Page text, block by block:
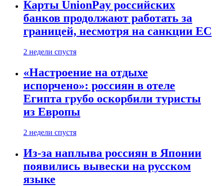
Карты UnionPay российских
банков продолжают работать за
границей, несмотря на санкции ЕС
2 недели спустя
«Настроение на отдыхе
испорчено»: россиян в отеле
Египта грубо оскорбили туристы
из Европы
2 недели спустя
Из-за наплыва россиян в Японии
появились вывески на русском
языке